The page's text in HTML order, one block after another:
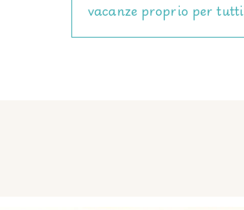
vacanze proprio per tutti